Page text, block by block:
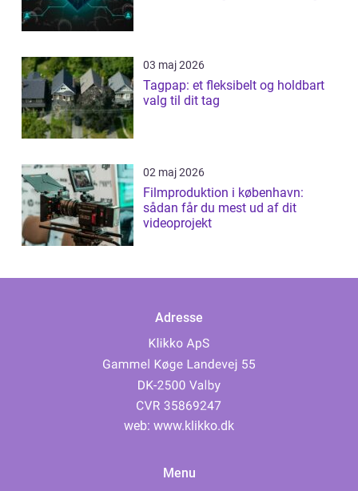
03 maj 2026
Tagpap: et fleksibelt og holdbart
valg til dit tag
02 maj 2026
Filmproduktion i københavn:
sådan får du mest ud af dit
videoprojekt
Adresse
web: www.klikko.dk
Menu